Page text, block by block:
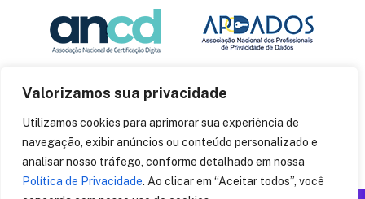
Valorizamos sua privacidade
Utilizamos cookies para aprimorar sua experiência de
navegação, exibir anúncios ou conteúdo personalizado e
analisar nosso tráfego, conforme detalhado em nossa
Política de Privacidade. Ao clicar em “Aceitar todos”, você